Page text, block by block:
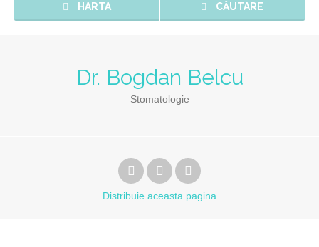
HARTA CĂUTARE
Dr. Bogdan Belcu
Stomatologie
Distribuie aceasta pagina